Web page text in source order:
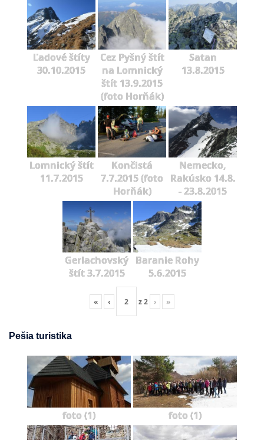
Ľadové štíty
30.10.2015
Cez Pyšný štít
na Lomnický
štít 13.9.2015
(foto Horňák)
Satan
13.8.2015
Lomnický štít
11.7.2015
Končistá
7.7.2015 (foto
Horňák)
Nemecko,
Rakúsko 14.8.
- 23.8.2015
Gerlachovský
štít 3.7.2015
Baranie Rohy
5.6.2015
« ‹ z2 › »
Pešia turistika
foto (1) foto (1)